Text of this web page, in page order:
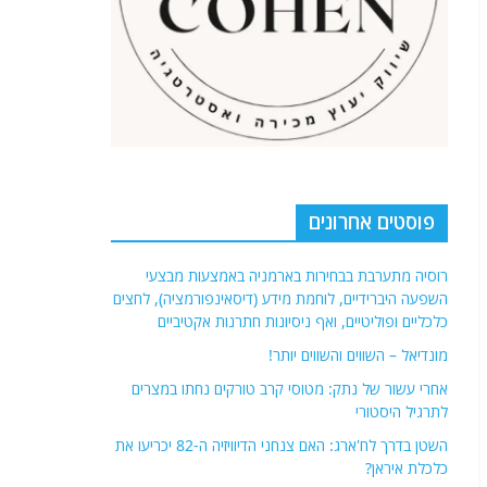
פוסטים אחרונים
רוסיה מתערבת בבחירות בארמניה באמצעות מבצעי
השפעה היברידיים, לוחמת מידע (דיסאינפורמציה), לחצים
כלכליים ופוליטיים, ואף ניסיונות חתרנות אקטיביים
מונדיאל – השווים והשווים יותר!
אחרי עשור של נתק: מטוסי קרב טורקים נחתו במצרים
לתרגיל היסטורי
השטן בדרך לח'ארג: האם צנחני הדיוויזיה ה-82 יכריעו את
כלכלת איראן?